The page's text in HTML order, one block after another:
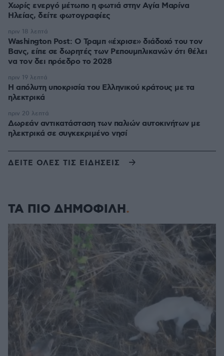
Χωρίς ενεργό μέτωπο η φωτιά στην Aγία Μαρίνα
Ηλείας, δείτε φωτογραφίες
Washington Post: Ο Τραμπ «έχρισε» διάδοχό του τον
Βανς, είπε σε δωρητές των Ρεπουμπλικανών ότι θέλει
να τον δει πρόεδρο το 2028
πριν 18 λεπτά
Η απόλυτη υποκρισία του Ελληνικού κράτους με τα
ηλεκτρικά
πριν 19 λεπτά
Δωρεάν αντικατάσταση των παλιών αυτοκινήτων με
ηλεκτρικά σε συγκεκριμένο νησί
πριν 20 λεπτά
ΔΕΙΤΕ ΟΛΕΣ ΤΙΣ ΕΙΔΗΣΕΙΣ
ΤΑ ΠΙΟ ΔΗΜΟΦΙΛΗ